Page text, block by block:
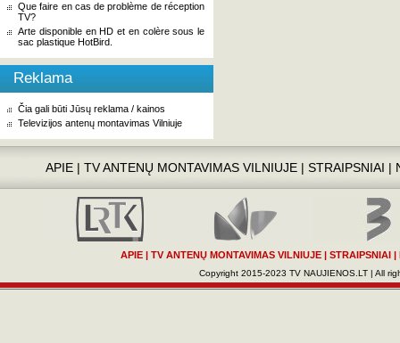
Que faire en cas de problème de réception
TV?
Arte disponible en HD et en colère sous le
sac plastique HotBird.
Reklama
Čia gali būti Jūsų reklama / kainos
Televizijos antenų montavimas Vilniuje
APIE| TV ANTENŲ MONTAVIMAS VILNIUJE| STRAIPSNIAI |
APIE | TV ANTENŲ MONTAVIMAS VILNIUJE | STRAIPSNIAI |
Copyright 2015-2023 TV NAUJIENOS.LT | All